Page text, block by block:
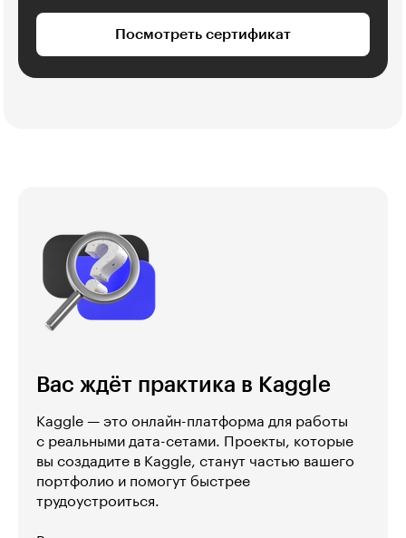
Посмотреть сертификат
Вас ждёт практика в Kaggle
Kaggle — это онлайн-платформа для работы
с реальными дата-сетами. Проекты, которые
вы создадите в Kaggle, станут частью вашего
портфолио и помогут быстрее
трудоустроиться.